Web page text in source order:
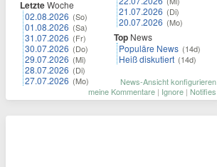
LetzteWoche
02.08.2026 (So)
01.08.2026 (Sa)
31.07.2026 (Fr)
30.07.2026 (Do)
29.07.2026 (Mi)
28.07.2026 (Di)
27.07.2026 (Mo)
21.07.2026 (Di)
20.07.2026 (Mo)
Top News
Populäre News (14d)
Heiß diskutiert (14d)
News-Ansicht konfigurieren
meine Kommentare | Ignore | Notifies